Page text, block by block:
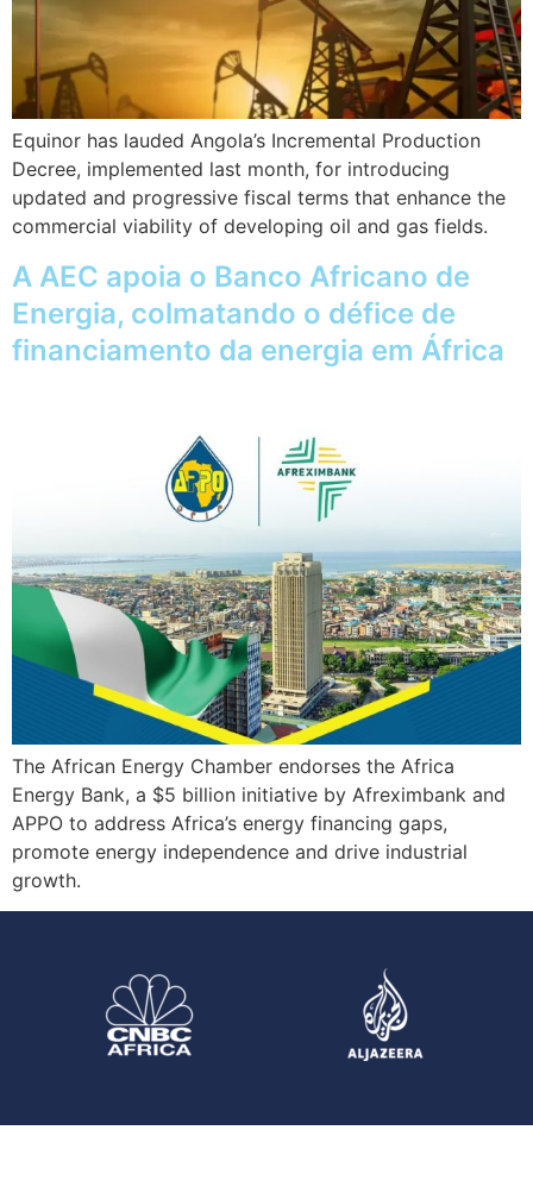
Equinor has lauded Angola’s Incremental Production
Decree, implemented last month, for introducing
updated and progressive fiscal terms that enhance the
commercial viability of developing oil and gas fields.
A AEC apoia o Banco Africano de
Energia, colmatando o défice de
financiamento da energia em África
The African Energy Chamber endorses the Africa
Energy Bank, a $5 billion initiative by Afreximbank and
APPO to address Africa’s energy financing gaps,
promote energy independence and drive industrial
growth.